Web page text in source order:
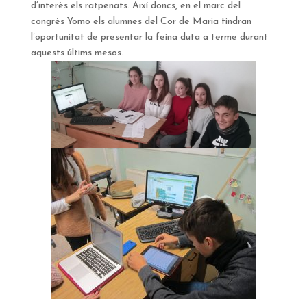
d’interès els ratpenats. Així doncs, en el marc del
congrés Yomo els alumnes del Cor de Maria tindran
l’oportunitat de presentar la feina duta a terme durant
aquests últims mesos.